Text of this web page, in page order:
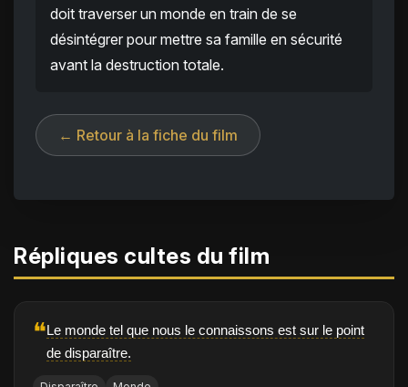
doit traverser un monde en train de se
désintégrer pour mettre sa famille en sécurité
avant la destruction totale.
← Retour à la fiche du film
Répliques cultes du film
❝Le monde tel que nous le connaissons est sur le point
de disparaître.